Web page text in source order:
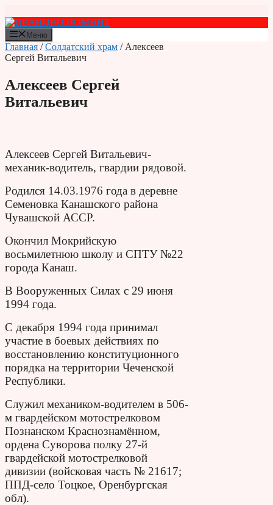
к
содержимому
Меню
Главная /Солдатский храм / Алексеев
Сергей Витальевич
Алексеев Сергей
Витальевич
Алексеев Сергей Витальевич-
механик-водитель, гвардии рядовой.
Родился 14.03.1976 года в деревне
Семеновка Канашского района
Чувашской АССР.
Окончил Мокрийскую
восьмилетнюю школу и СПТУ №22
города Канаш.
В Вооруженных Силах с 29 июня
1994 года.
С декабря 1994 года принимал
участие в боевых действиях по
восстановлению конституционного
порядка на территории Чеченской
Республики.
Служил механиком-водителем в 506-
м гвардейском мотострелковом
Познанском Краснознамённом,
ордена Суворова полку 27-й
гвардейской мотострелковой
дивизии (войсковая часть № 21617;
ППД-село Тоцкое, Оренбургская
обл).